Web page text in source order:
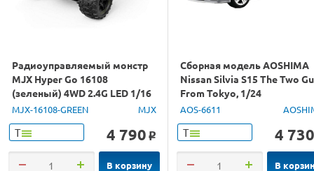
Радиоуправляемый монстр
MJX Hyper Go 16108
(зеленый) 4WD 2.4G LED 1/16
RTR
MJX-16108-GREEN MJX
Т 4 790 o
В корзину
Сборная модель AOSHIMA
Nissan Silvia S15 The Two
From Tokyo, 1/24
AOS-6611
Т 4 730
В